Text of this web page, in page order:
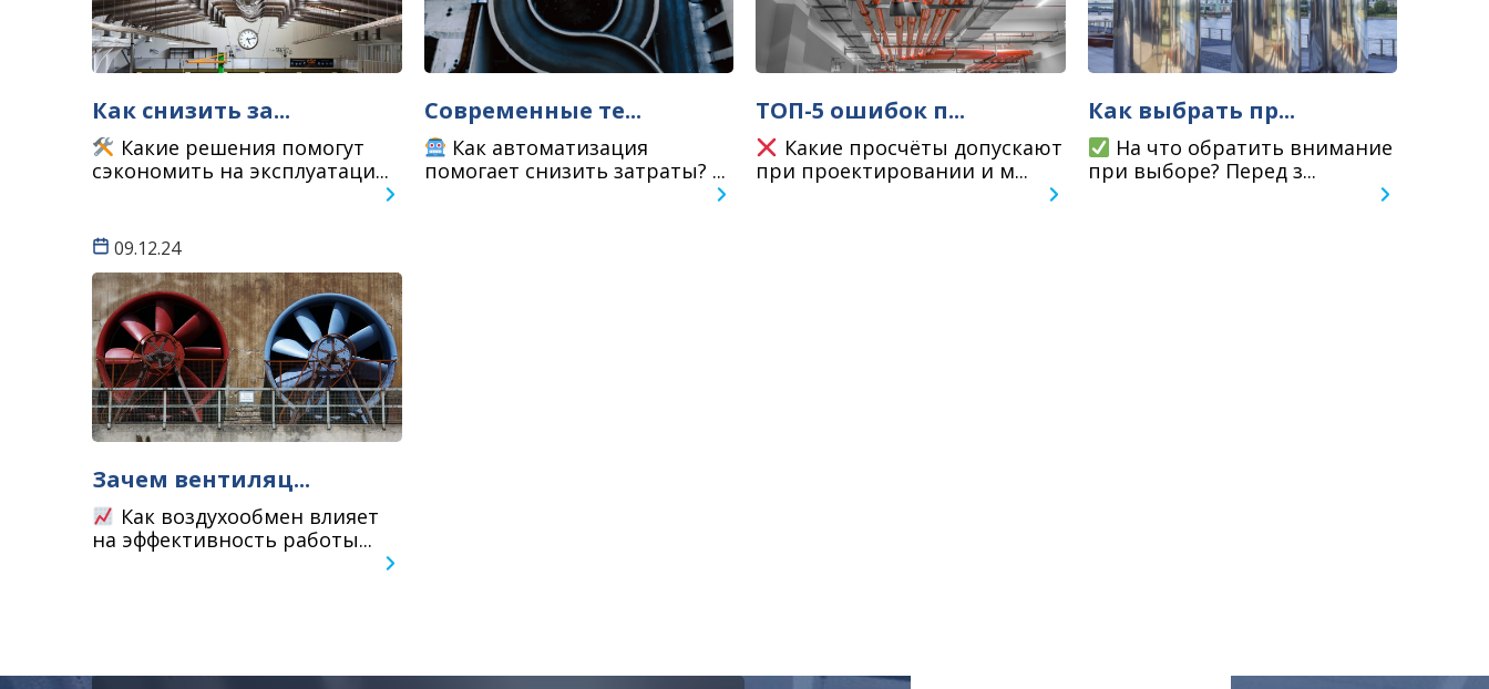
Как снизить за...
Какие решения помогут
сэкономить на эксплуатаци...
Современные те...
Как автоматизация
помогает снизить затраты? ...
ТОП-5 ошибок п...
Какие просчёты допускают
при проектировании и м...
Как выбрать пр...
На что обратить внимание
при выборе? Перед з...
09.12.24
Зачем вентиляц...
Как воздухообмен влияет
на эффективность работы...